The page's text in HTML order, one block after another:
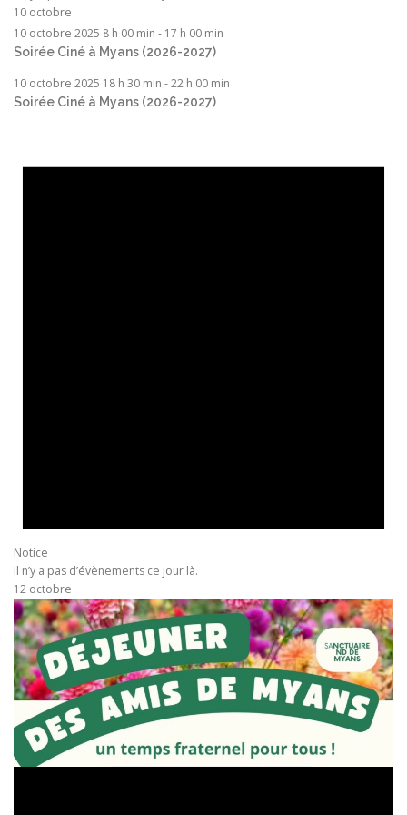
10 octobre
10 octobre 2025 8 h 00 min - 17 h 00 min
Soirée Ciné à Myans (2026-2027)
10 octobre 2025 18 h 30 min -22 h 00 min
Soirée Ciné à Myans (2026-2027)
Notice
Il n’y a pas d’évènements ce jour là.
12 octobre